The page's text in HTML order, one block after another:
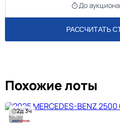
До аукциона
РАССЧИТАТЬ
Похожие лоты
2д 3ч